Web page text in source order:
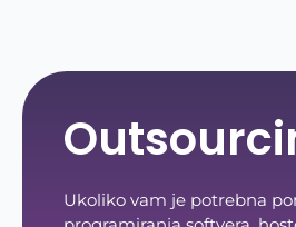
Ukoliko vam je potrebna